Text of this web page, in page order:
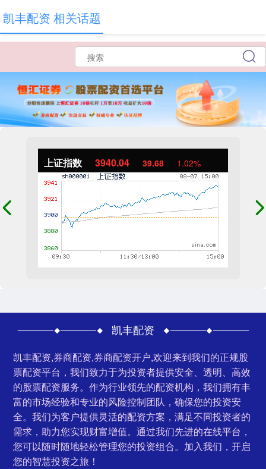
上证指数 3940.04 39.68 1.02%
凯丰配资
凯丰配资,券商配资,券商配资开户,欢迎来到我们的正规股
票配资平台，我们致力于为投资者提供安全、透明、高效
的股票配资服务。作为行业领先的配资机构，我们拥有丰
富的市场经验和专业的风险控制团队，确保您的投资安
全。我们为客户提供灵活的配资方案，满足不同投资者的
需求，助力您实现财富增值。通过我们先进的在线平台，
您可以随时随地轻松管理您的投资组合。加入我们，开启
您的智慧投资之旅！
凯丰配资 相关话题